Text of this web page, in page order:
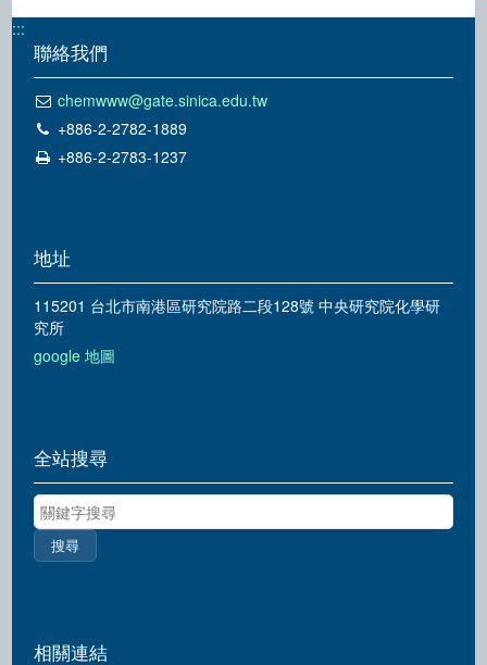
:::
聯絡我們
chemwww@gate.sinica.edu.tw
+886-2-2782-1889
+886-2-2783-1237
地址
115201 台北市南港區研究院路二段128號 中央研究院化學研
究所
google 地圖
全站搜尋
關鍵字搜尋
相關連結